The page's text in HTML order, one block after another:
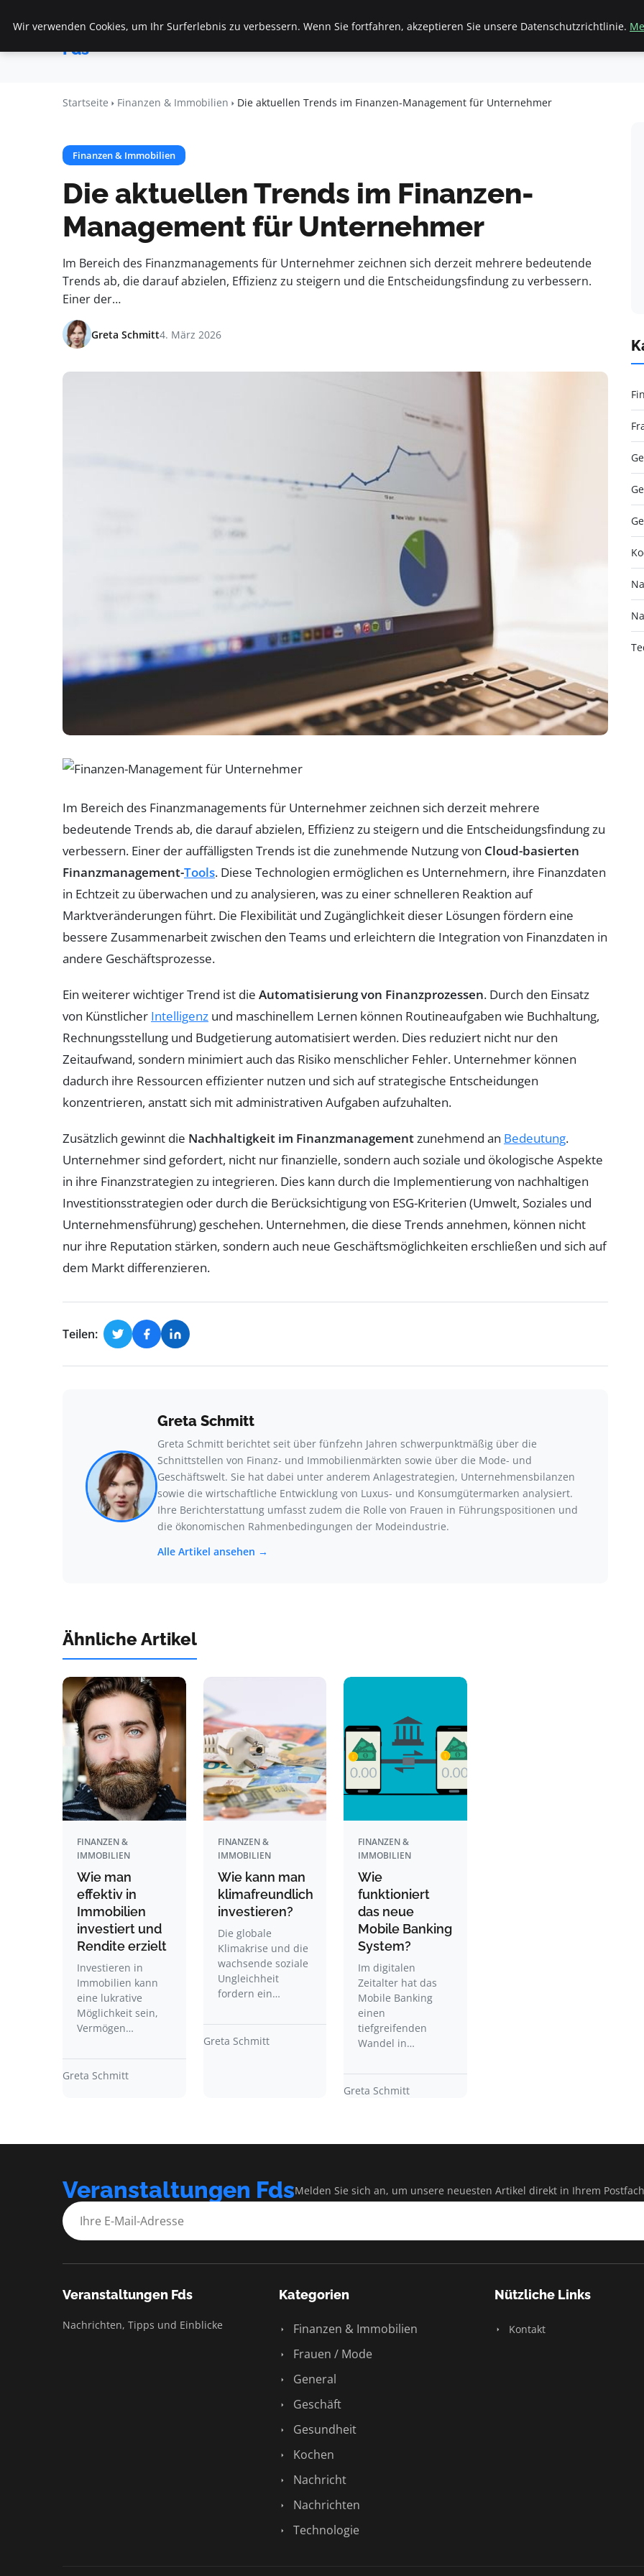
Veranstaltungen
Fds
Startseite Finanzen & Immobilien Frauen / Mode General
Startseite Finanzen & Immobilien Die aktuellen Trends im Finanzen-Management für Unternehmer
Finanzen & Immobilien
Die aktuellen Trends im Finanzen-
Management für Unternehmer
Im Bereich des Finanzmanagements für Unternehmer zeichnen sich derzeit mehrere bedeutende
Trends ab, die darauf abzielen, Effizienz zu steigern und die Entscheidungsfindung zu verbessern.
Einer der…
Greta Schmitt4. März 2026
Im Bereich des Finanzmanagements für Unternehmer zeichnen sich derzeit mehrere
bedeutende Trends ab, die darauf abzielen, Effizienz zu steigern und die Entscheidungsfindung zu
verbessern. Einer der auffälligsten Trends ist die zunehmende Nutzung von Cloud-basierten
Finanzmanagement-Tools. Diese Technologien ermöglichen es Unternehmern, ihre Finanzdaten
in Echtzeit zu überwachen und zu analysieren, was zu einer schnelleren Reaktion auf
Marktveränderungen führt. Die Flexibilität und Zugänglichkeit dieser Lösungen fördern eine
bessere Zusammenarbeit zwischen den Teams und erleichtern die Integration von Finanzdaten in
andere Geschäftsprozesse.
Ein weiterer wichtiger Trend ist die Automatisierung von Finanzprozessen. Durch den Einsatz
von Künstlicher Intelligenz und maschinellem Lernen können Routineaufgaben wie Buchhaltung,
Rechnungsstellung und Budgetierung automatisiert werden. Dies reduziert nicht nur den
Zeitaufwand, sondern minimiert auch das Risiko menschlicher Fehler. Unternehmer können
dadurch ihre Ressourcen effizienter nutzen und sich auf strategische Entscheidungen
konzentrieren, anstatt sich mit administrativen Aufgaben aufzuhalten.
Zusätzlich gewinnt die Nachhaltigkeit im Finanzmanagementzunehmend an Bedeutung.
Unternehmer sind gefordert, nicht nur finanzielle, sondern auch soziale und ökologische Aspekte
in ihre Finanzstrategien zu integrieren. Dies kann durch die Implementierung von nachhaltigen
Investitionsstrategien oder durch die Berücksichtigung von ESG-Kriterien (Umwelt, Soziales und
Unternehmensführung) geschehen. Unternehmen, die diese Trends annehmen, können nicht
nur ihre Reputation stärken, sondern auch neue Geschäftsmöglichkeiten erschließen und sich auf
dem Markt differenzieren.
Teilen:
Greta Schmitt
Greta Schmitt berichtet seit über fünfzehn Jahren schwerpunktmäßig über die
Schnittstellen von Finanz- und Immobilienmärkten sowie über die Mode- und
Geschäftswelt. Sie hat dabei unter anderem Anlagestrategien, Unternehmensbilanzen
sowie die wirtschaftliche Entwicklung von Luxus- und Konsumgütermarken analysiert.
Ihre Berichterstattung umfasst zudem die Rolle von Frauen in Führungspositionen und
die ökonomischen Rahmenbedingungen der Modeindustrie.
Alle Artikel ansehen →
Ähnliche Artikel
FINANZEN &
IMMOBILIEN
Wie man
effektiv in
Immobilien
investiert und
Rendite erzielt
Investieren in
Immobilien kann
eine lukrative
Möglichkeit sein,
Vermögen…
Greta Schmitt
FINANZEN &
IMMOBILIEN
Wie kann man
klimafreundlich
investieren?
Die globale
Klimakrise und die
wachsende soziale
Ungleichheit
fordern ein…
Greta Schmitt
FINANZEN &
IMMOBILIEN
Wie
funktioniert
das neue
Mobile Banking
System?
Im digitalen
Zeitalter hat das
Mobile Banking
einen
tiefgreifenden
Wandel in…
Greta Schmitt
Veranstaltungen FdsMelden Sie sich an, um unsere neuesten Artikel direkt in Ihrem
Veranstaltungen Fds
Nachrichten, Tipps und Einblicke
Kategorien
Finanzen & Immobilien
Frauen / Mode
General
Geschäft
Gesundheit
Kochen
Nachricht
Nachrichten
Technologie
Nützliche Links
Kontakt
Wir verwenden Cookies, um Ihr Surferlebnis zu verbessern. Wenn Sie fortfahren, akzeptieren Sie unsere Datenschutzrichtlinie.